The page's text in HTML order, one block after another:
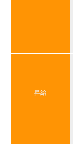
昇給